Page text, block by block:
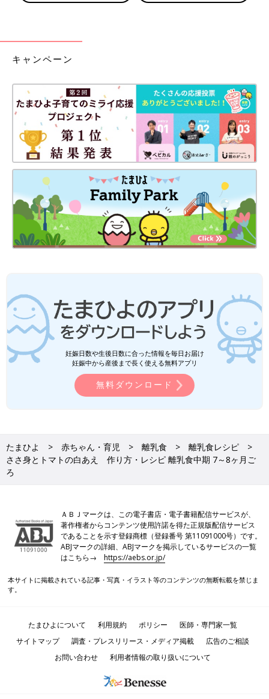
キャンペーン
妊娠日数や生後日数に合った情報を毎日お届け
妊娠中から産後まで長く使える無料アプリ
無料ダウンロード
たまひよ 赤ちゃん・育児 離乳食
離乳食レシピ
ささ身とトマトの白あえ 作り方・レシピ 離乳食中期 7～8ヶ月ご
ろ
ＡＢＪマークは、この電子書店・電子書籍配信サービスが、
著作権者からコンテンツ使用許諾を得た正規版配信サービス
であることを示す登録商標（登録番号 第11091000号）です。
ABJマークの詳細、ABJマークを掲示しているサービスの一覧
はこちら→https://aebs.or.jp/
本サイトに掲載されている記事・写真・イラスト等のコンテンツの無断転載を禁じま
す。
たまひよについて 利用規約 ポリシー
医師・専門家一覧
サイトマップ
調査・プレスリリース・メディア掲載
広告のご相談
お問い合わせ
利用者情報の取り扱いについて